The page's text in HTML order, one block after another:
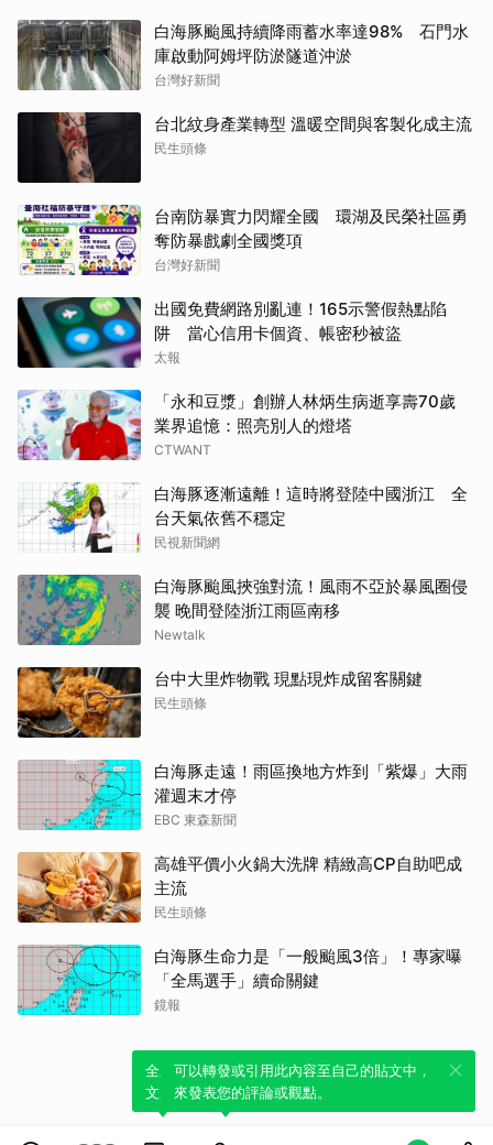
白海豚颱風持續降雨蓄水率達98% 石門水
庫啟動阿姆坪防淤隧道沖淤
台灣好新聞
台北紋身產業轉型 溫暖空間與客製化成主流
民生頭條
台南防暴實力閃耀全國 環湖及民榮社區勇
奪防暴戲劇全國獎項
台灣好新聞
出國免費網路別亂連！165示警假熱點陷
阱 當心信用卡個資、帳密秒被盜
太報
「永和豆漿」創辦人林炳生病逝享壽70歲
業界追憶：照亮別人的燈塔
CTWANT
白海豚逐漸遠離！這時將登陸中國浙江 全
台天氣依舊不穩定
民視新聞網
白海豚颱風挾強對流！風雨不亞於暴風圈侵
襲 晚間登陸浙江雨區南移
Newtalk
台中大里炸物戰 現點現炸成留客關鍵
民生頭條
白海豚走遠！雨區換地方炸到「紫爆」大雨
灌週末才停
EBC 東森新聞
高雄平價小火鍋大洗牌 精緻高CP自助吧成
主流
民生頭條
白海豚生命力是「一般颱風3倍」！專家曝
「全馬選手」續命關鍵
鏡報
全新體驗！一鍵引用此內容，透過發布貼
文來輕鬆表達個人立場。
可以轉發或引用此內容至自己的貼文中，
來發表您的評論或觀點。